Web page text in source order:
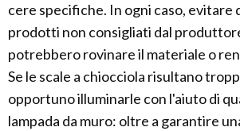
cere specifiche. In ogni caso, evitare
prodotti non consigliati dal
potrebbero rovinare il materiale o
Se le scale a chiocciola risultano
opportuno illuminarle con l'aiuto di
lampada da muro: oltre a garantire